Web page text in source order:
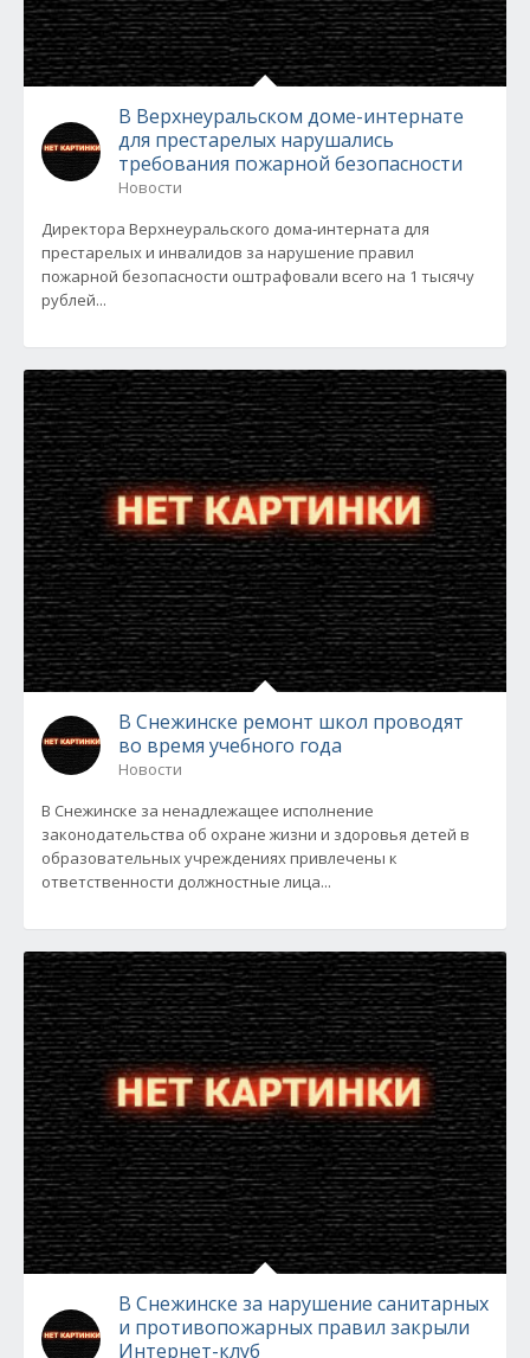
В Верхнеуральском доме-интернате
для престарелых нарушались
требования пожарной безопасности
Новости
Директора Верхнеуральского дома-интерната для
престарелых и инвалидов за нарушение правил
пожарной безопасности оштрафовали всего на 1 тысячу
рублей...
В Снежинске ремонт школ проводят
во время учебного года
Новости
В Снежинске за ненадлежащее исполнение
законодательства об охране жизни и здоровья детей в
образовательных учреждениях привлечены к
ответственности должностные лица...
В Снежинске за нарушение санитарных
и противопожарных правил закрыли
Интернет-клуб